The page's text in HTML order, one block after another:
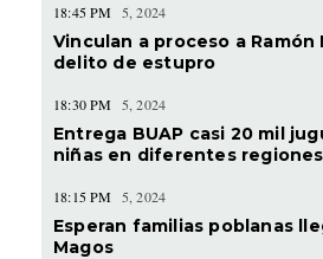
18:45 PM 5, 2024
Vinculan a proceso a Ramón
delito de estupro
18:30 PM 5, 2024
Entrega BUAP casi 20 mil
niñas en diferentes
18:15 PM 5, 2024
Esperan familias poblanas
Magos